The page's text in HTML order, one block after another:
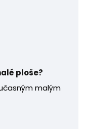
ploše?
malým